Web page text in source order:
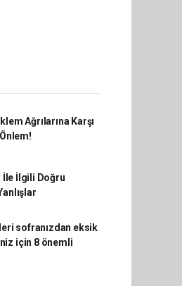
Ağrılarına Karşı
İle İlgili Doğru
sofranızdan eksik
için 8 önemli